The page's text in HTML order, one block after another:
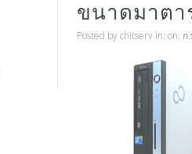
ขนาดมาตา
Posted bychitserv in: on: ก